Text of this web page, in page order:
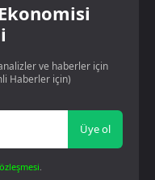
ve haberler için
Haberler için)
Üye ol
.